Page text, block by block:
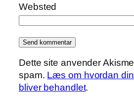
Websted
Dette site anvender
spam. Læs om hvordan
bliver behandlet.